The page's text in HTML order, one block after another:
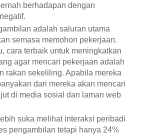
berhadapan dengan
adalah saluran utama
semasa memohon pekerjaan.
cara terbaik untuk meningkatkan
agar mencari pekerjaan adalah
rakan sekeliling. Apabila mereka
dari mereka akan mencari
di media sosial dan laman web
suka melihat interaksi peribadi
pengambilan tetapi hanya 24%